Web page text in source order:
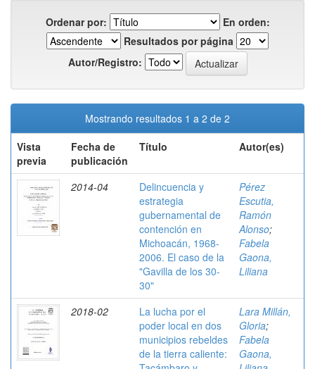
Ordenar por:
En orden:
Resultados por página
Autor/Registro:
Mostrando resultados 1 a 2 de 2
Vista
previa
Fecha de
publicación
Título Autor(es)
2014-04
Delincuencia y
estrategia
gubernamental de
contención en
Michoacán, 1968-
2006. El caso de la
"Gavilla de los 30-
30"
Pérez
Escutia,
Ramón
Alonso;
Fabela
Gaona,
Liliana
2018-02
La lucha por el
poder local en dos
municipios rebeldes
de la tierra caliente:
Lara Millán,
Gloria;
Fabela
Gaona,